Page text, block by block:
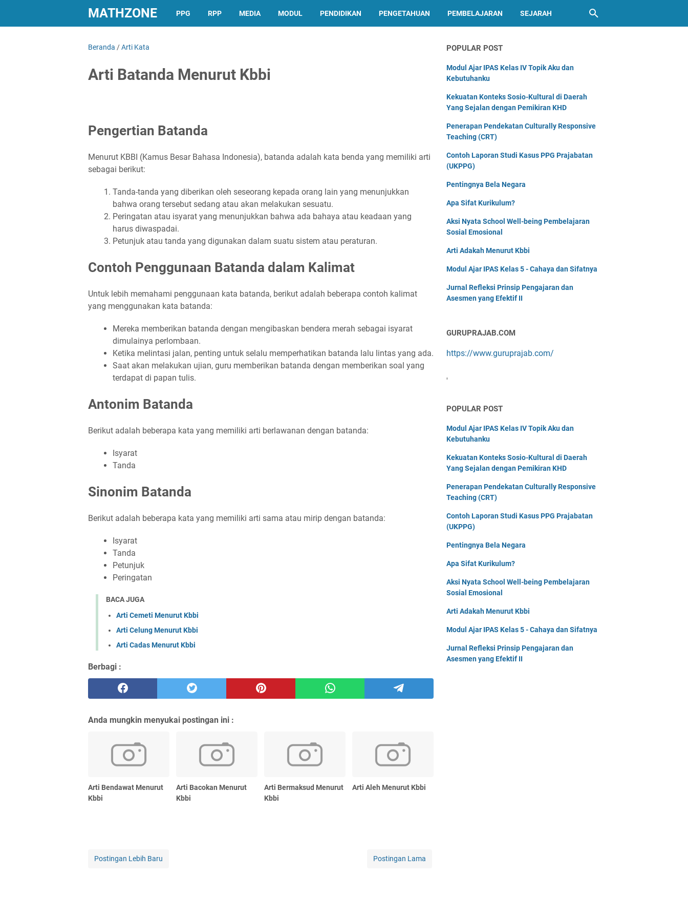
MATHZONE PPG RPP MEDIA MODUL PENDIDIKAN PENGETAHUAN PEMBELAJARAN SEJARAH
Beranda /Arti Kata
Arti Batanda Menurut Kbbi
Pengertian Batanda
Menurut KBBI (Kamus Besar Bahasa Indonesia), batanda adalah kata benda yang memiliki arti
sebagai berikut:
Tanda-tanda yang diberikan oleh seseorang kepada orang lain yang menunjukkan
bahwa orang tersebut sedang atau akan melakukan sesuatu.
Peringatan atau isyarat yang menunjukkan bahwa ada bahaya atau keadaan yang
harus diwaspadai.
Petunjuk atau tanda yang digunakan dalam suatu sistem atau peraturan.
Contoh Penggunaan Batanda dalam Kalimat
Untuk lebih memahami penggunaan kata batanda, berikut adalah beberapa contoh kalimat
yang menggunakan kata batanda:
Mereka memberikan batanda dengan mengibaskan bendera merah sebagai isyarat
dimulainya perlombaan.
Ketika melintasi jalan, penting untuk selalu memperhatikan batanda lalu lintas yang ada.
Saat akan melakukan ujian, guru memberikan batanda dengan memberikan soal yang
terdapat di papan tulis.
Antonim Batanda
Berikut adalah beberapa kata yang memiliki arti berlawanan dengan batanda:
Isyarat
Tanda
Sinonim Batanda
Berikut adalah beberapa kata yang memiliki arti sama atau mirip dengan batanda:
Isyarat
Tanda
Petunjuk
Peringatan
BACA JUGA
Arti Cemeti Menurut Kbbi
Arti Celung Menurut Kbbi
Arti Cadas Menurut Kbbi
Berbagi :
Anda mungkin menyukai postingan ini :
Arti Bendawat Menurut
Kbbi
Arti Bacokan Menurut
Kbbi
Arti Bermaksud Menurut
Kbbi
Arti Aleh Menurut Kbbi
Postingan Lebih Baru Postingan Lama
POPULAR POST
Modul Ajar IPAS Kelas IV Topik Aku dan
Kebutuhanku
Kekuatan Konteks Sosio-Kultural di Daerah
Yang Sejalan dengan Pemikiran KHD
Penerapan Pendekatan Culturally Responsive
Teaching (CRT)
Contoh Laporan Studi Kasus PPG Prajabatan
(UKPPG)
Pentingnya Bela Negara
Apa Sifat Kurikulum?
Aksi Nyata School Well-being Pembelajaran
Sosial Emosional
Arti Adakah Menurut Kbbi
Modul Ajar IPAS Kelas 5 - Cahaya dan Sifatnya
Jurnal Refleksi Prinsip Pengajaran dan
Asesmen yang Efektif II
GURUPRAJAB.COM
https://www.guruprajab.com/
'
POPULAR POST
Modul Ajar IPAS Kelas IV Topik Aku dan
Kebutuhanku
Kekuatan Konteks Sosio-Kultural di Daerah
Yang Sejalan dengan Pemikiran KHD
Penerapan Pendekatan Culturally Responsive
Teaching (CRT)
Contoh Laporan Studi Kasus PPG Prajabatan
(UKPPG)
Pentingnya Bela Negara
Apa Sifat Kurikulum?
Aksi Nyata School Well-being Pembelajaran
Sosial Emosional
Arti Adakah Menurut Kbbi
Modul Ajar IPAS Kelas 5 - Cahaya dan Sifatnya
Jurnal Refleksi Prinsip Pengajaran dan
Asesmen yang Efektif II